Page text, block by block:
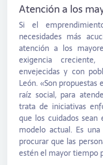
Atención a los
Si el
necesidades más
atención a los
exigencia
envejecidas y con
León. «Son propuestas
raíz social, para
trata de iniciativas
que los cuidados
modelo actual. Es
procurar que las
estén el mayor tiempo